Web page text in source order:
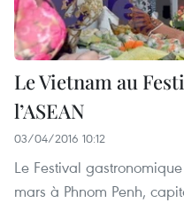
Le Vietnam au
l’ASEAN
03/04/2016 10:12
Le Festival
mars à Phnom Penh,